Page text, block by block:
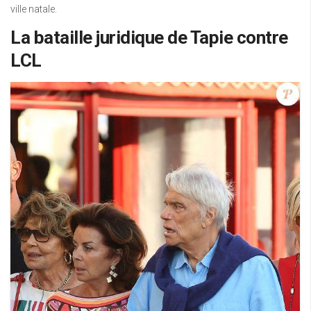
ville natale.
La bataille juridique de Tapie contre
LCL